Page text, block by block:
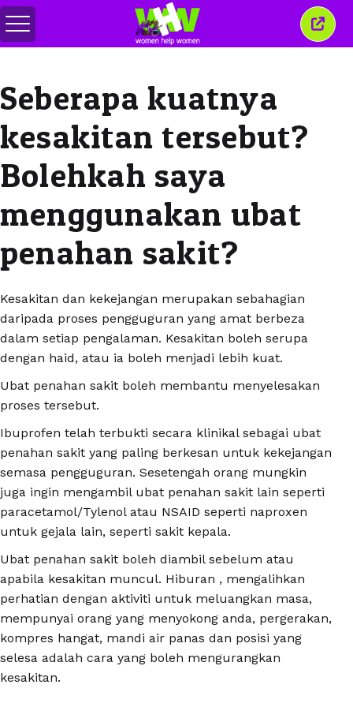
Togol
menu
Seberapa kuatnya
kesakitan tersebut?
Bolehkah saya
menggunakan ubat
penahan sakit?
Kesakitan dan kekejangan merupakan sebahagian
daripada proses pengguguran yang amat berbeza
dalam setiap pengalaman. Kesakitan boleh serupa
dengan haid, atau ia boleh menjadi lebih kuat.
Ubat penahan sakit boleh membantu menyelesakan
proses tersebut.
Ibuprofen telah terbukti secara klinikal sebagai ubat
penahan sakit yang paling berkesan untuk kekejangan
semasa pengguguran. Sesetengah orang mungkin
juga ingin mengambil ubat penahan sakit lain seperti
paracetamol/Tylenol atau NSAID seperti naproxen
untuk gejala lain, seperti sakit kepala.
Ubat penahan sakit boleh diambil sebelum atau
apabila kesakitan muncul. Hiburan , mengalihkan
perhatian dengan aktiviti untuk meluangkan masa,
mempunyai orang yang menyokong anda, pergerakan,
kompres hangat, mandi air panas dan posisi yang
selesa adalah cara yang boleh mengurangkan
kesakitan.